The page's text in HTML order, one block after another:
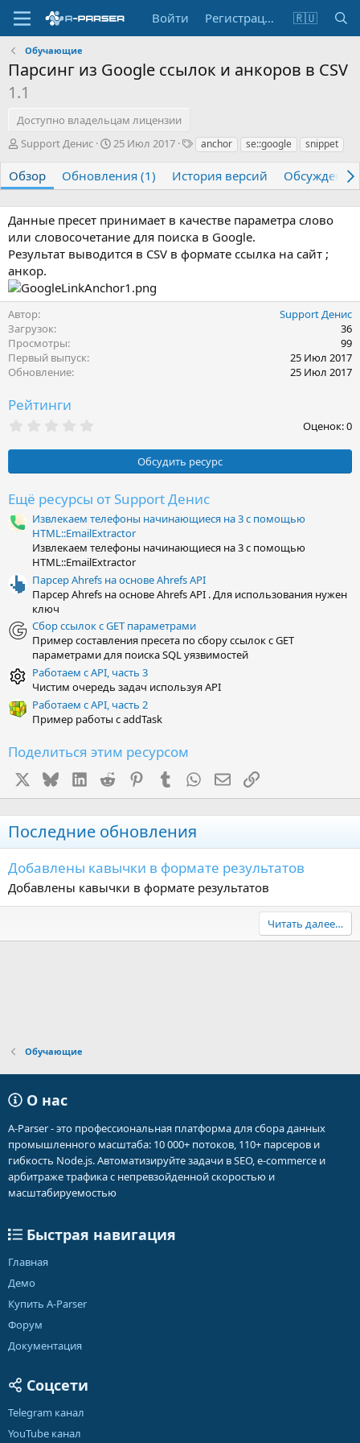
Войти Регистрация 🇷🇺
Обучающие
Парсинг из Google ссылок и анкоров в CSV
1.1
Доступно владельцам лицензии
А
т
о
Support Денис
Д
т
а
о
д
а
и
я
25 Июл 2017
Т
г
и
anchor se::google snippet
Обзор Обновления (1) История версий Обсуждение
Данные пресет принимает в качестве параметра слово
или словосочетание для поиска в Google.
Результат выводится в CSV в формате ссылка на сайт ;
анкор.
Автор
Support Денис
Загрузок
36
Просмотры
99
Первый выпуск
25 Июл 2017
Обновление
25 Июл 2017
Рейтинги
0
з
ё
з
д
Оценок: 0
Обсудить ресурс
Ещё ресурсы от Support Денис
Извлекаем телефоны начинающиеся на 3 с помощью
HTML::EmailExtractor
Извлекаем телефоны начинающиеся на 3 с помощью
HTML::EmailExtractor
Парсер Ahrefs на основе Ahrefs API
Парсер Ahrefs на основе Ahrefs API . Для использования нужен
ключ
Сбор ссылок с GET параметрами
Пример составления пресета по сбору ссылок с GET
параметрами для поиска SQL уязвимостей
Работаем с API, часть 3
Чистим очередь задач используя API
Работаем с API, часть 2
Пример работы с addTask
Поделиться этим ресурсом
BlueskyLinkedIn
Reddit PinterestTumblr WhatsApp
Электронная почта
Ссылка
Последние обновления
Добавлены кавычки в формате результатов
Добавлены кавычки в формате результатов
Читать далее…
Обучающие
О нас
A-Parser - это профессиональная платформа для сбора данных
промышленного масштаба: 10 000+ потоков, 110+ парсеров и
гибкость Node.js. Автоматизируйте задачи в SEO, e-commerce и
арбитраже трафика с непревзойденной скоростью и
масштабируемостью
Быстрая навигация
Главная
Демо
Купить A-Parser
Форум
Документация
Соцсети
Telegram канал
YouTube канал